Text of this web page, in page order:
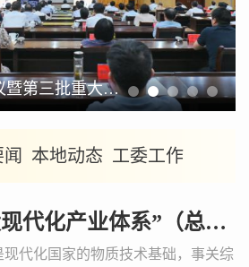
全省季度工作会议暨第三批重大项目开工动员会召开安庆开工动员项目37个孟景伟张君毅周东明花家红廖强在安庆分会场出席会议
本地动态 工委工作
“扎扎实实建设现代化产业体系”（总书记的人民情怀） ​
代化国家的物质技术基础，事关综